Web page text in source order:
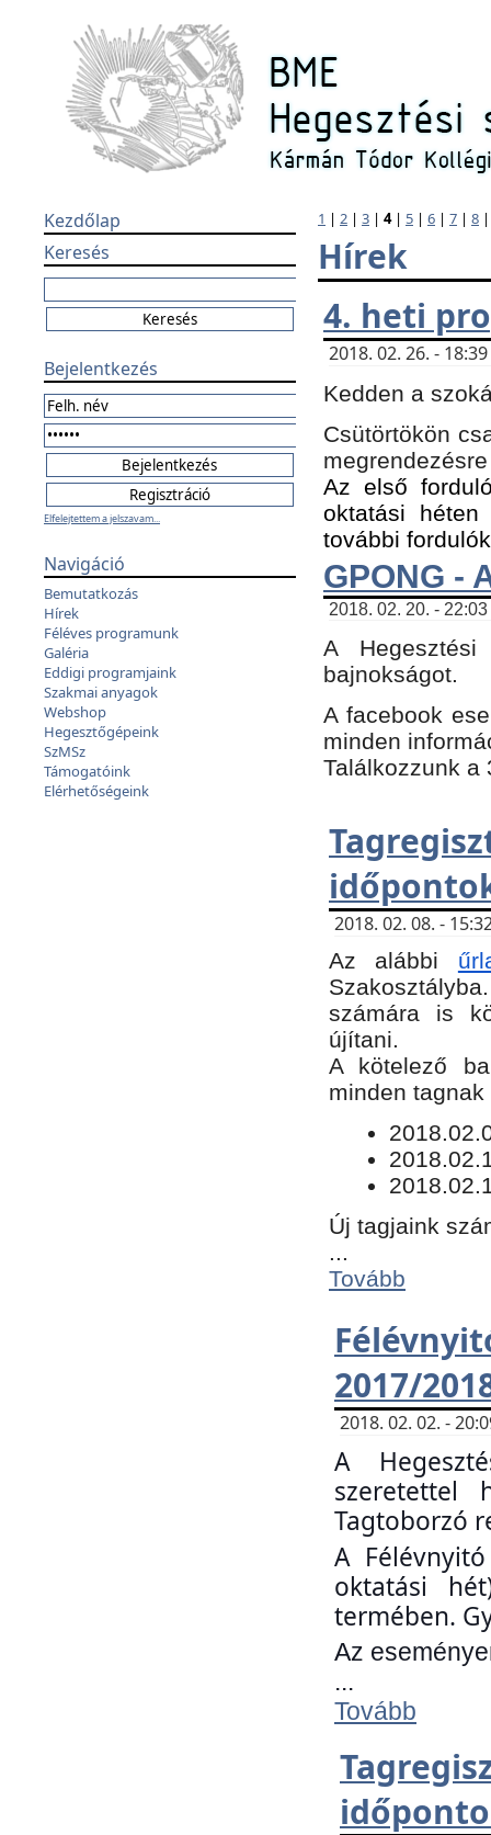
Kezdőlap
Keresés
Bejelentkezés
Elfelejtettem a jelszavam...
Navigáció
Bemutatkozás
Hírek
Féléves programunk
Galéria
Eddigi programjaink
Szakmai anyagok
Webshop
Hegesztőgépeink
SzMSz
Támogatóink
Elérhetőségeink
1 | 2 | 3 | 4| 5 | 6 | 7 | 8
Hírek
4. heti
2018. 02. 26. -
Kedden a
Csütörtökön
Az első
oktatási
további
GPONG -
2018. 02. 20. -
A
bajnokságot.
A facebook
minden
Találkozzunk a
2018. 02. 08. -
Az alábbi
számára is
újítani.
​A kötelező
minden
Új tagjaink
Tovább
2017/
2018. 02. 02. -
A
szeretettel
Tagtoborzó
A
oktatási
termében.
Az
...
Tovább